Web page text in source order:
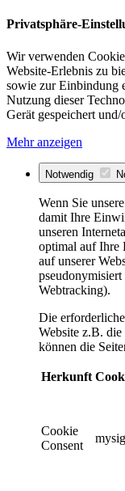
Privatsphäre-
Wir verwenden
Website-Erlebnis zu
sowie zur Einbindung
Nutzung dieser
Gerät gespeichert und/
Mehr anzeigen
Notwendig
Wenn Sie
damit Ihre
unseren
optimal auf Ihre
auf unserer
Webtracking).
Die
Website z.B.
können die
Herkunft
Cookie
Consent